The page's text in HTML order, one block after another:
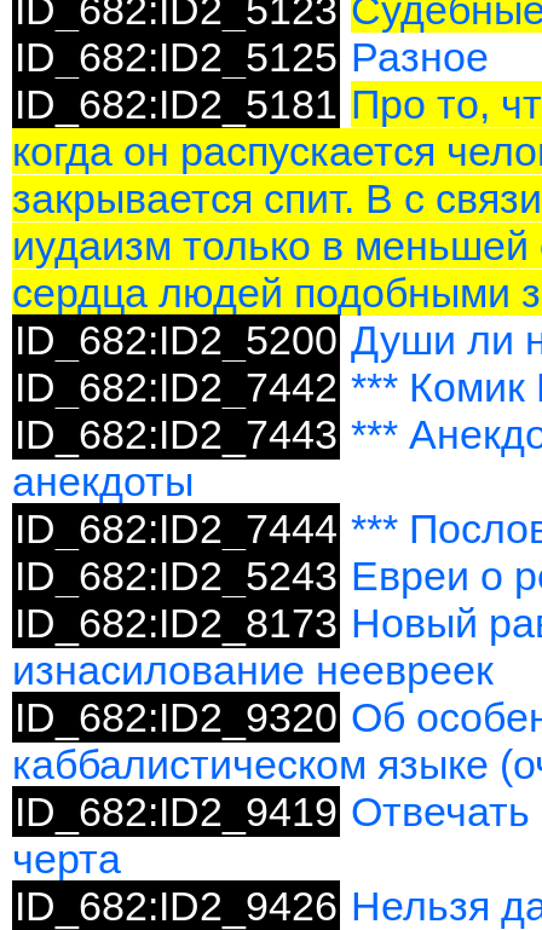
ID_682:ID2_5123
ID_682:ID2_5125 Разное
ID_682:ID2_5181 Про то,
когда он распускается
закрывается спит. В с
иудаизм только в
сердца людей подобными
ID_682:ID2_5200 Души ли
ID_682:ID2_7442 *** Комик
ID_682:ID2_7443 ***
анекдоты
ID_682:ID2_7444 ***
ID_682:ID2_5243 Евреи о
ID_682:ID2_8173 Новый
изнасилование неевреек
ID_682:ID2_9320 Об
каббалистическом языке
ID_682:ID2_9419
черта
ID_682:ID2_9426 Нельзя